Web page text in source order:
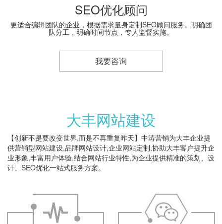
SEO优化顾问
更适合编辑团队的企业，根据需求量身定制SEO顾问服务。明确团
队分工，明确时间节点，专人监督实施。
我要咨询
大丰网站建设
【创新不是要改变世界,而是不再重复昨天】中涛营销为大丰企业提
供营销型网站建设,品牌网站设计,企业网站定制,协助大丰客户提升企
业形象,丰富用户体验,结合网站行业特性,为企业提供精准的策划、设
计、SEO优化一站式服务方案。